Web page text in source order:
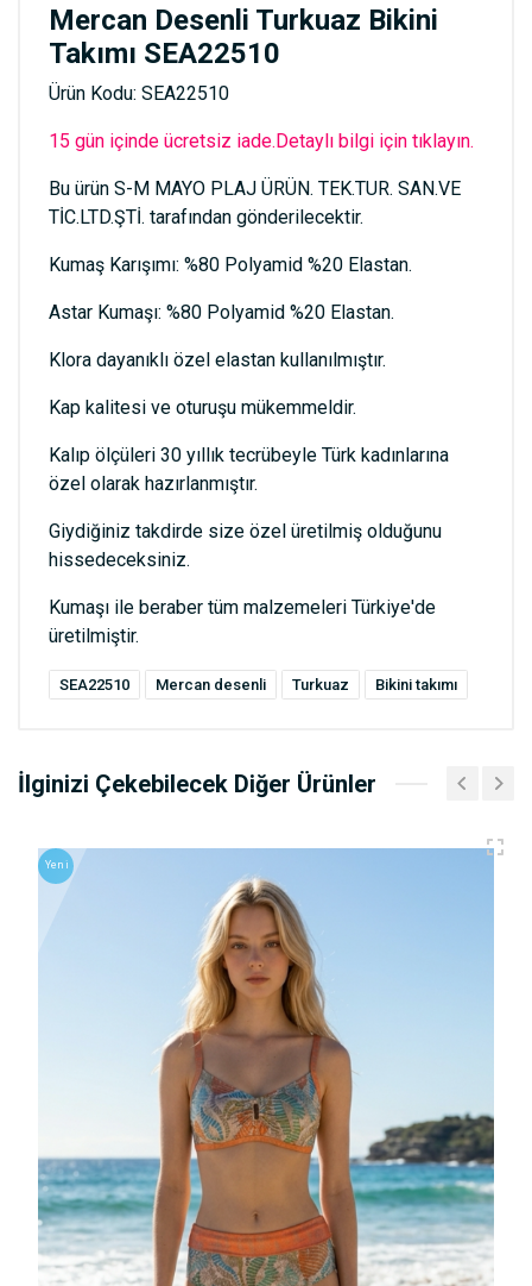
Mercan Desenli Turkuaz Bikini
Takımı SEA22510
Ürün Kodu: SEA22510
15 gün içinde ücretsiz iade.Detaylı bilgi için tıklayın.
Bu ürün S-M MAYO PLAJ ÜRÜN. TEK.TUR. SAN.VE
TİC.LTD.ŞTİ. tarafından gönderilecektir.
Kumaş Karışımı: %80 Polyamid %20 Elastan.
Astar Kumaşı: %80 Polyamid %20 Elastan.
Klora dayanıklı özel elastan kullanılmıştır.
Kap kalitesi ve oturuşu mükemmeldir.
Kalıp ölçüleri 30 yıllık tecrübeyle Türk kadınlarına
özel olarak hazırlanmıştır.
Giydiğiniz takdirde size özel üretilmiş olduğunu
hissedeceksiniz.
Kumaşı ile beraber tüm malzemeleri Türkiye'de
üretilmiştir.
SEA22510 Mercan desenli Turkuaz Bikini takımı
İlginizi Çekebilecek Diğer Ürünler
Yeni